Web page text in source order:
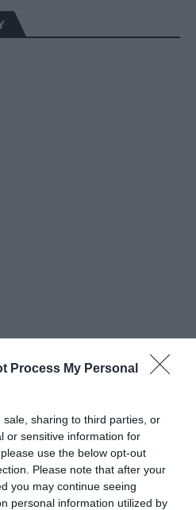
Process My Personal
sharing to third parties, or
or sensitive information for
use the below opt-out
Please note that after your
you may continue seeing
personal information utilized by